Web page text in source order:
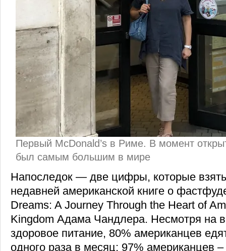
Первый McDonald’s в Риме. В момент
был самым большим в мире
Напоследок — две цифры, которые
недавней американской книге о
Dreams: A Journey Through the Heart of
Kingdom Адама Чандлера. Несмотря на
здоровое питание, 80% американцев
одного раза в месяц; 97% американцев